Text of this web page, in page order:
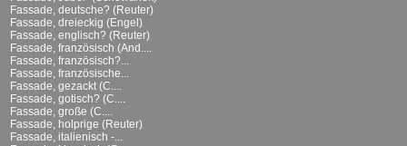
Fassade, deutsche? (Reuter)
Fassade, dreieckig (Engel)
Fassade, englisch? (Reuter)
Fassade, französisch (And....
Fassade, französisch?...
Fassade, französische...
Fassade, gezackt (C....
Fassade, gotisch? (C....
Fassade, große (C....
Fassade, holprige (Reuter)
Fassade, italienisch -...